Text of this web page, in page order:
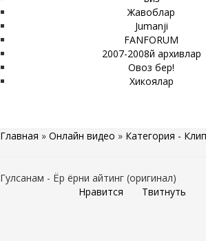
Жавоблар
Jumanji
FANFORUM
2007-2008й архивлар
Овоз бер!
Хикоялар
Главная » Онлайн видео » Категория -
Гулсанам - Ёр ёрни айтинг (оригинал)
Нравится
Твитнуть